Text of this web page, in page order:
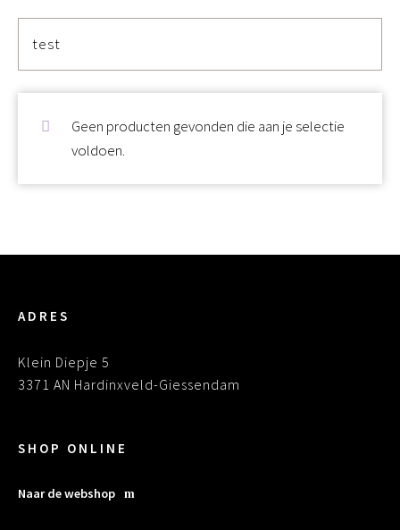
Geen producten gevonden die aan je selectie
voldoen.
test
ADRES
Klein Diepje 5
3371 AN Hardinxveld-Giessendam
SHOP ONLINE
Naar de webshop